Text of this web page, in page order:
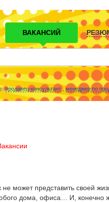
ВАКАНСИЙ
продавец-консультант, менеджер по
может представить своей
дома, офиса… И, конечно